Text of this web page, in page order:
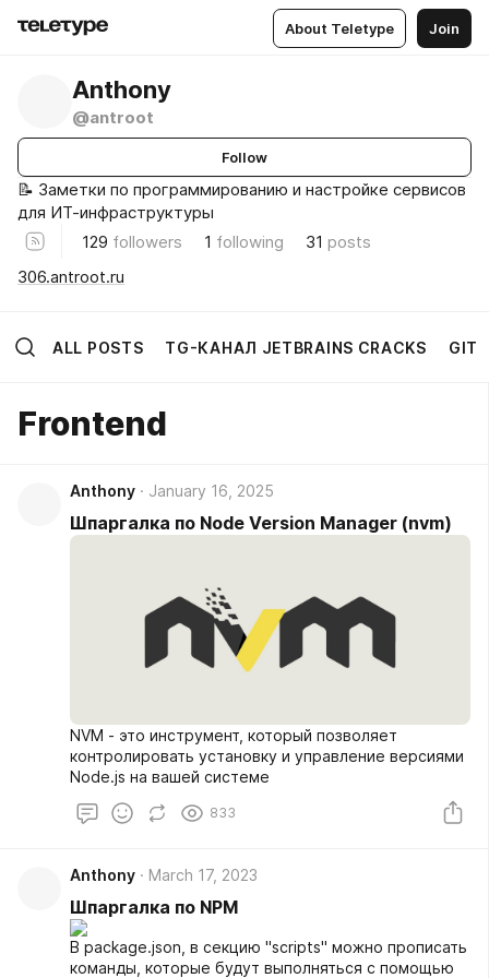
About Teletype Join
Anthony
@antroot
Follow
📝 Заметки по программированию и настройке сервисов
для ИТ-инфраструктуры
129 followers 1 following 31 posts
306.antroot.ru
ALL POSTS TG-КАНАЛ JETBRAINS CRACKS GIT
Frontend
Anthony January 16, 2025
Шпаргалка по Node Version Manager (nvm)
NVM - это инструмент, который позволяет
контролировать установку и управление версиями
Node.js на вашей системе
833
Anthony March 17, 2023
Шпаргалка по NPM
В package.json, в секцию "scripts" можно прописать
команды, которые будут выполняться с помощью